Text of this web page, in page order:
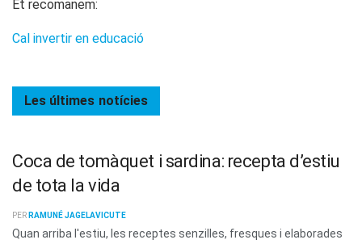
Et recomanem:
Cal invertir en educació
Les últimes notícies
Coca de tomàquet i sardina: recepta d’estiu
de tota la vida
PER RAMUNÉ JAGELAVICUTE
Quan arriba l'estiu, les receptes senzilles, fresques i elaborades